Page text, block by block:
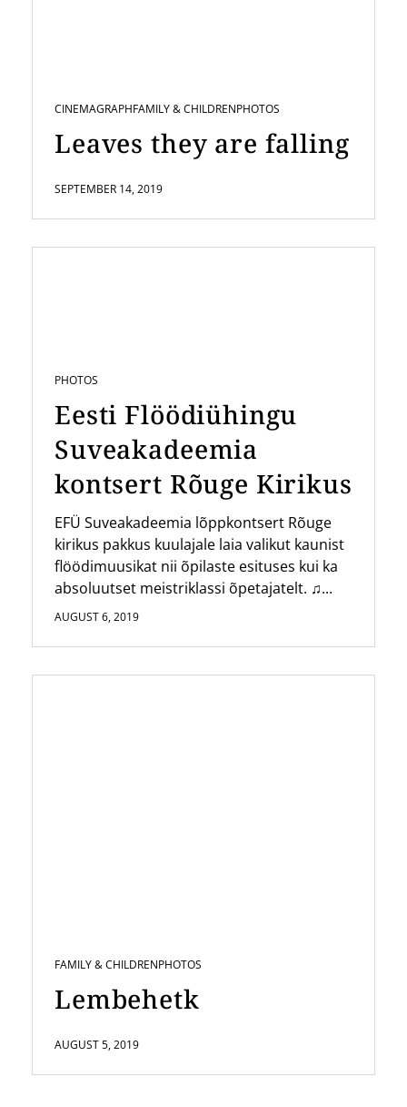
CINEMAGRAPHFAMILY & CHILDRENPHOTOS
Leaves they are falling
SEPTEMBER 14, 2019
PHOTOS
Eesti Flöödiühingu
Suveakadeemia
kontsert Rõuge Kirikus
EFÜ Suveakadeemia lõppkontsert Rõuge
kirikus pakkus kuulajale laia valikut kaunist
flöödimuusikat nii õpilaste esituses kui ka
absoluutset meistriklassi õpetajatelt. ♫...
AUGUST 6, 2019
FAMILY & CHILDRENPHOTOS
Lembehetk
AUGUST 5, 2019